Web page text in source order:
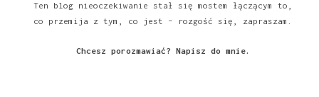
Ten blog nieoczekiwanie stał się mostem łączącym to,
co przemija z tym, co jest – rozgość się, zapraszam.
Chcesz porozmawiać? Napisz do mnie.